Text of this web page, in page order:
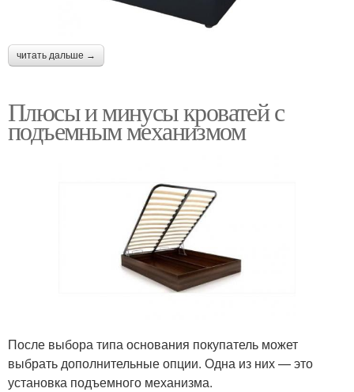
читать дальше →
Плюсы и минусы кроватей с
подъемным механизмом
После выбора типа основания покупатель может
выбрать дополнительные опции. Одна из них — это
установка подъемного механизма.